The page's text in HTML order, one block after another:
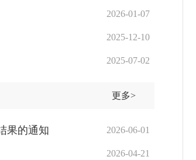
2026-01-07
2025-12-10
2025-07-02
更多>
2026-06-01
果的通知
2026-04-21